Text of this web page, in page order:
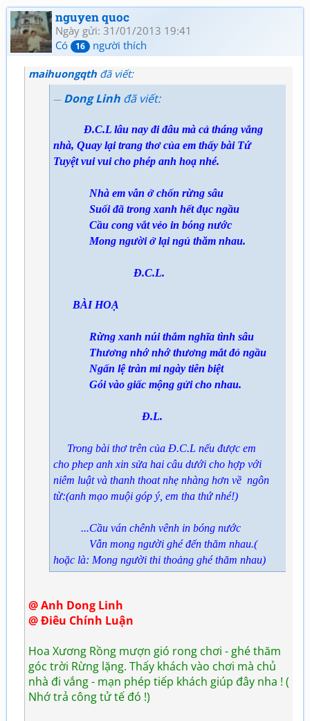
nguyen quoc
Ngày gửi: 31/01/2013 19:41
Có
16 người thích
maihuongqth đã viết:
Dong Linh đã viết:
Đ.C.L lâu nay đi đâu mà cả tháng vắng
nhà, Quay lại trang thơ của em thấy bài Tứ
Tuyệt vui vui cho phép anh hoạ nhé.
Nhà em vẫn ở chốn rừng sâu
Suối đã trong xanh hết đục ngầu
Cầu cong vắt vẻo in bóng nước
Mong người ở lại ngủ thăm nhau.
Đ.C.L.
BÀI HOẠ
Rừng xanh núi thắm nghĩa tình sâu
Thương nhớ nhớ thương mắt đỏ ngầu
Ngấn lệ tràn mi ngày tiễn biệt
Gói vào giấc mộng gửi cho nhau.
Đ.L.
Trong bài thơ trên của Đ.C.L nếu được em
cho phep anh xin sửa hai câu dưới cho hợp với
niêm luật và thanh thoat nhẹ nhàng hơn về ngôn
từ:(anh mạo muội góp ý, em tha thứ nhé!)
...Cầu ván chênh vênh in bóng nước
Vẫn mong người ghé đến thăm nhau.(
hoặc là: Mong người thi thoảng ghé thăm nhau)
@ Anh Dong Linh
@ Điêu Chính Luận
Hoa Xương Rồng mượn gió rong chơi - ghé thăm
góc trời Rừng lặng. Thấy khách vào chơi mà chủ
nhà đi vắng - mạn phép tiếp khách giúp đây nha ! (
Nhớ trả công tử tế đó !)